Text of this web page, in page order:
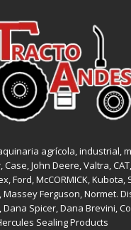
agrícola, industrial,
Case,John Deere, Valtra,CAT,
Ford, McCORMICK,Kubota,
Massey Ferguson,Normet.
,Dana Spicer, Dana Brevini,
Sealing Products